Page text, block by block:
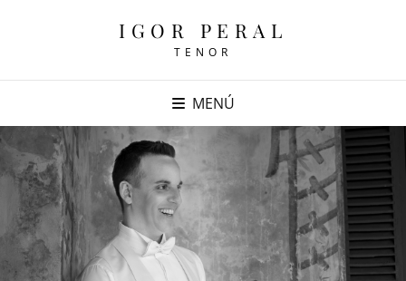
IGOR PERAL
TENOR
MENÚ